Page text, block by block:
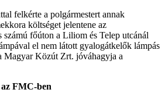
felkérte a polgármestert annak
költséget jelentene az
számú főúton a Liliom és Telep utcánál
el nem látott gyalogátkelők lámpás
Magyar Közút Zrt. jóváhagyja a
FMC-ben